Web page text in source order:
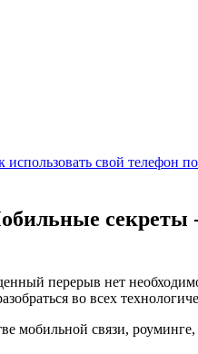
свой телефон
секреты
перерыв нет
во всех
мобильной связи,